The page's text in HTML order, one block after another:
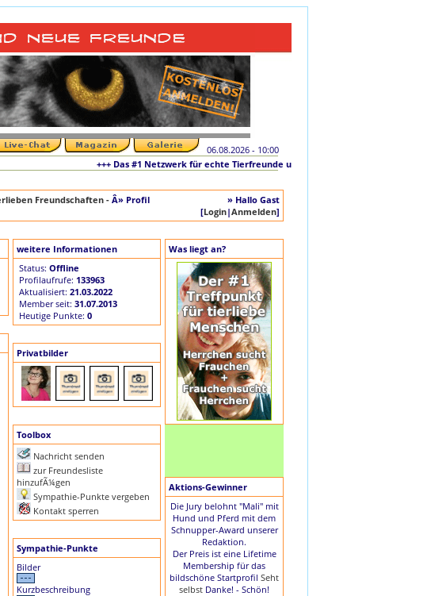
06.08.2026 - 10:00
+++ Das #1 Netzwerk für echte Tierfreunde und tierliebe Singles +++ Die originale
Freundschaften - Â» Profil
» Hallo Gast
[Login|Anmelden]
weitere Informationen
Status: Offline
Profilaufrufe: 133963
Aktualisiert: 21.03.2022
Member seit: 31.07.2013
Heutige Punkte: 0
Privatbilder
Toolbox
Nachricht senden
zur Freundesliste
hinzufÃ¼gen
Sympathie-Punkte vergeben
Kontakt sperren
Sympathie-Punkte
Bilder
Kurzbeschreibung
Was liegt an?
Aktions-Gewinner
Die Jury belohnt "Mali" mit
Hund und Pferd mit dem
Schnupper-Award unserer
Redaktion.
Der Preis ist eine Lifetime
Membership für das
bildschöne Startprofil Seht
selbst Danke! - Schön!